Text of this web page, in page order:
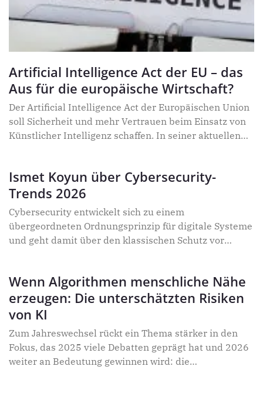
Lösungen bieten hier völlig neue Ansätze für ein
Berechtigungsmanagement 2.0.
Artificial Intelligence Act der EU – das
Aus für die europäische Wirtschaft?
Der Artificial Intelligence Act der Europäischen Union
soll Sicherheit und mehr Vertrauen beim Einsatz von
Künstlicher Intelligenz schaffen. In seiner aktuellen
innerhalb der Europäischen Union wird die
Wettbewerbsfähigkeit genommen, sagt KI-Experte
Carsten Kraus. Im Interview erklärt der Seriengründer,
wo die wirkliche Problematik der Regulierung liegt
und wie der AI Act umgestaltet werden muss.
Ismet Koyun über Cybersecurity-
Trends 2026
Cybersecurity entwickelt sich zu einem
übergeordneten Ordnungsprinzip für digitale Systeme
und geht damit über den klassischen Schutz vor
Souveränität zu einer Grundlage für
vertrauenswürdige digitale Prozesse. Vor diesem
Hintergrund ordnet Ismet Koyun in diesem Interview
strategischer Perspektive ein.
Wenn Algorithmen menschliche Nähe
erzeugen: Die unterschätzten Risiken
von KI
Zum Jahreswechsel rückt ein Thema stärker in den
Fokus, das 2025 viele Debatten geprägt hat und 2026
weiter an Bedeutung gewinnen wird: die